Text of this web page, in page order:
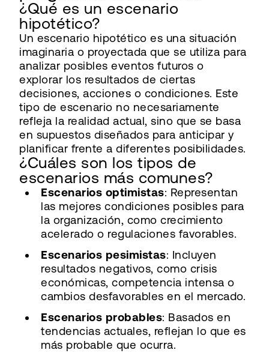
¿Qué es un escenario
hipotético?
Un escenario hipotético es una situación
imaginaria o proyectada que se utiliza para
analizar posibles eventos futuros o
explorar los resultados de ciertas
decisiones, acciones o condiciones. Este
tipo de escenario no necesariamente
refleja la realidad actual, sino que se basa
en supuestos diseñados para anticipar y
planificar frente a diferentes posibilidades.
¿Cuáles son los tipos de
escenarios más comunes?
Escenarios optimistas: Representan
las mejores condiciones posibles para
la organización, como crecimiento
acelerado o regulaciones favorables.
Escenarios pesimistas: Incluyen
resultados negativos, como crisis
económicas, competencia intensa o
cambios desfavorables en el mercado.
Escenarios probables: Basados en
tendencias actuales, reflejan lo que es
más probable que ocurra.